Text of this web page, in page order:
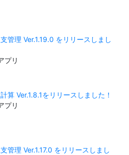
管理 Ver.1.19.0 をリリースしまし
プリ
算 Ver.1.8.1をリリースしました！
プリ
管理 Ver.1.17.0 をリリースしまし